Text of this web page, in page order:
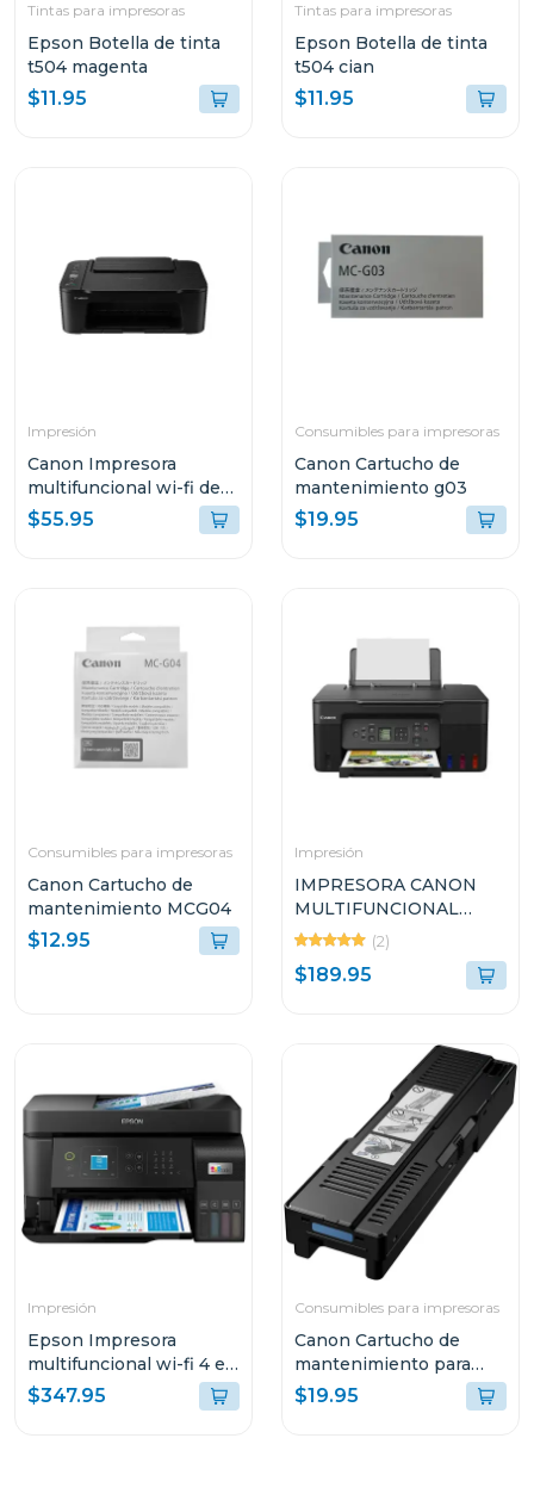
Tintas para impresoras
Epson Botella de tinta
t504 magenta
$11.95
Tintas para impresoras
Epson Botella de tinta
t504 cian
$11.95
Impresión
Canon Impresora
multifuncional wi-fi de
cartuchos de tinta 3610
$55.95
Consumibles para impresoras
Canon Cartucho de
mantenimiento g03
$19.95
Consumibles para impresoras
Canon Cartucho de
mantenimiento MCG04
$12.95
Impresión
IMPRESORA CANON
MULTIFUNCIONAL
INALÁMBRICA DE
TANQUES DE TINTA
INTEGRADOS G317
(2)
$189.95
Impresión
Epson Impresora
multifuncional wi-fi 4 en
1 de alto desempeño
eco tank l5590 c11ck57
$347.95
Consumibles para impresoras
Canon Cartucho de
mantenimiento para
impresoras maxify
$19.95